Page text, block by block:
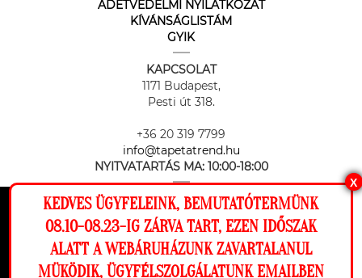
Ez a weboldal cookie-kat használ, hogy a
lehető legjobb élményt nyújtsa honlapunkon.
Beállítások
ADETVÉDELMI NYILATKOZAT
KÍVÁNSÁGLISTÁM
GYIK
KAPCSOLAT
1171 Budapest,
Pesti út 318.
+36 20 319 7799
info@tapetatrend.hu
NYITVATARTÁS MA: 10:00-18:00
Az online fizetést a Barion Payment Zrt. biztosítja, MNB engedély
X
KEDVES ÜGYFELEINK, BEMUTATÓTERMÜNK
08.10-08.23-IG ZÁRVA TART, EZEN IDŐSZAK
ALATT A WEBÁRUHÁZUNK ZAVARTALANUL
MÜKÖDIK, ÜGYFÉLSZOLGÁLATUNK EMAILBEN